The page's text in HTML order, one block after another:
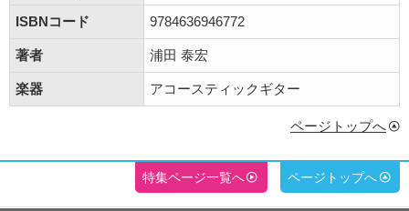
ISBNコード 9784636946772
著者 浦田 泰宏
楽器 アコースティックギター
ページトップへ
特集ページ一覧へ ページトップへ